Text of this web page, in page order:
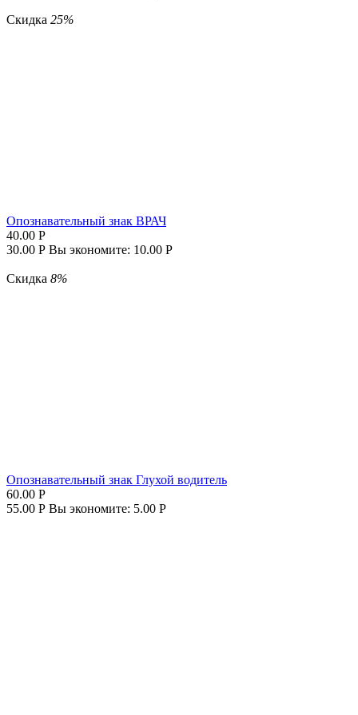
Скидка 25%
Опознавательный знак ВРАЧ
40.00 Р
30.00 Р Вы экономите: 10.00 Р
Скидка 8%
Опознавательный знак Глухой водитель
60.00 Р
55.00 Р Вы экономите: 5.00 Р